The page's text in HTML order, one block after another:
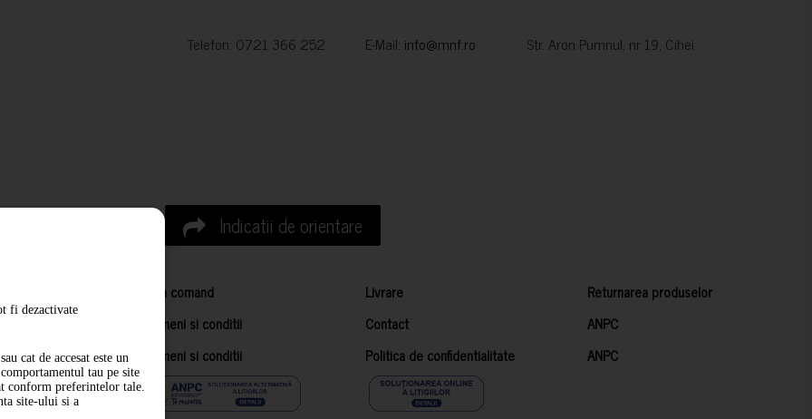
Telefon: 0721 366 252 E-Mail: info@mnf.ro Str. Aron Pumnul, nr 19, Cihei
Indicatii de orientare
Cum comand Livrare
Returnarea produselor
Termeni si conditii
Contact
ANPC
Termeni si conditii
Politica de confidentialitate ANPC
fi dezactivate
cat de accesat este un
tau pe site
conform preferintelor tale.
site-ului si a